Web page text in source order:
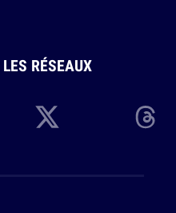
LES RÉSEAUX